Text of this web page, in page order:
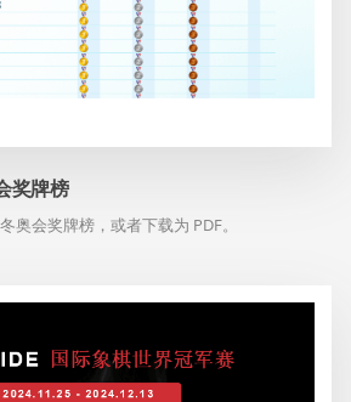
奖牌榜
奥会奖牌榜，或者下载为 PDF。